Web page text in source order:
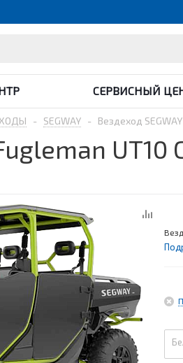
СЕРВИСНЫЙ
- SEGWAY - Вездеход
UT10